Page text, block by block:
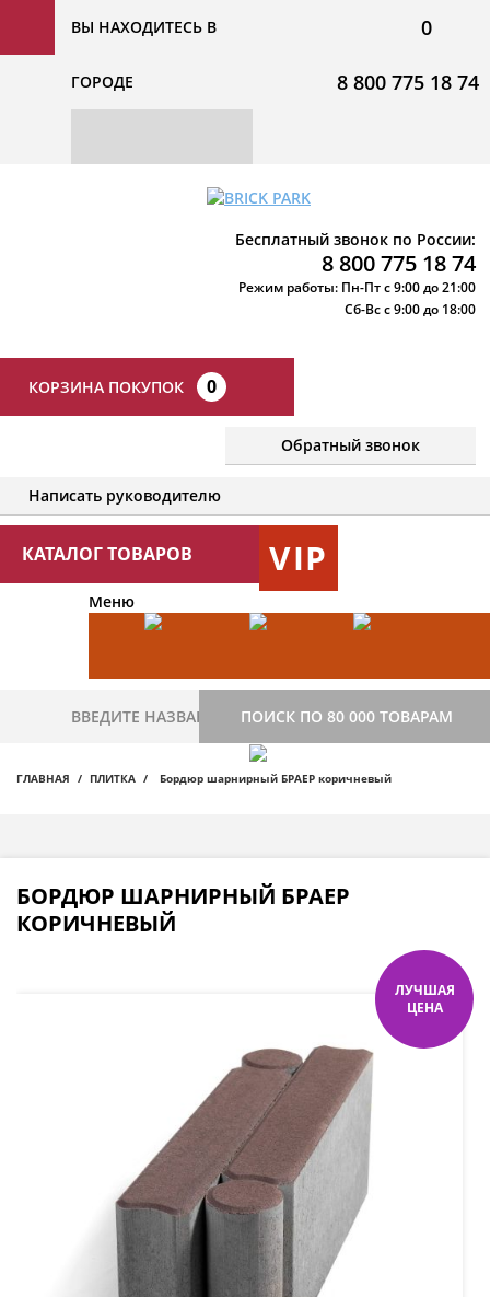
ВЫ НАХОДИТЕСЬ В
ГОРОДЕ
0
8 800 775 18 74
Бесплатный звонок по России:
8 800 775 18 74
Режим работы: Пн-Пт с 9:00 до 21:00
Сб-Вс с 9:00 до 18:00
КОРЗИНА ПОКУПОК 0
Обратный звонок
Написать руководителю
КАТАЛОГ ТОВАРОВ VIP
Меню
ПОИСК ПО 80 000 ТОВАРАМ
ГЛАВНАЯ ПЛИТКА Бордюр шарнирный БРАЕР коричневый
БОРДЮР ШАРНИРНЫЙ БРАЕР
КОРИЧНЕВЫЙ
ЛУЧШАЯ
ЦЕНА